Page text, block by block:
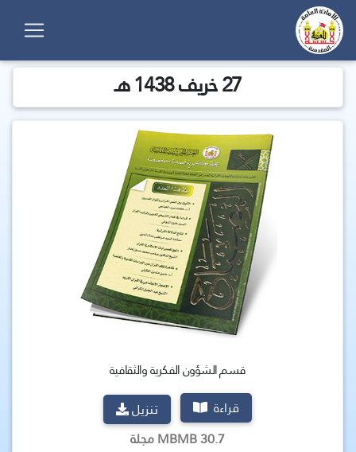
27 خريف 1438 هـ
قسم الشؤون الفكرية والثقافية
قراءة
تنزيل
30.7 MBMB مجلة